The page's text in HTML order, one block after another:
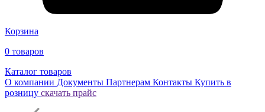
Корзина
0 товаров
Каталог товаров
О компании Документы Партнерам Контакты Купить в
розницу скачать прайс